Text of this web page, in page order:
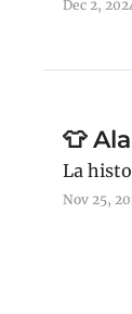
Dec 2,
👕
La
Nov 25,